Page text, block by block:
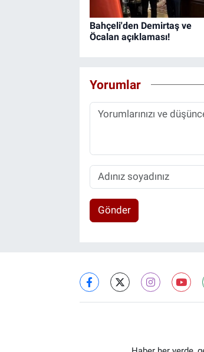
Bahçeli'den Demirtaş ve
Öcalan açıklaması!
Yorumlar
Gönder